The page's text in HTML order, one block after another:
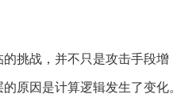
挑战，并不只是攻击手段增
原因是计算逻辑发生了变化。